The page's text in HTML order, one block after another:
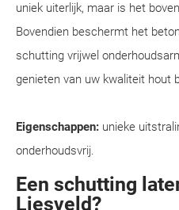
uniek uiterlijk, maar is het
Bovendien beschermt het
schutting vrijwel
genieten van uw kwaliteit hout
Eigenschappen: unieke
onderhoudsvrij.
Een schutting
Liesveld?